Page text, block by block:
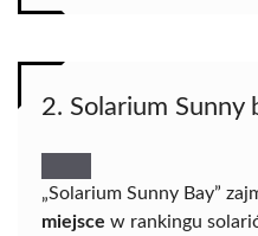
2. Solarium Sunny
„Solarium Sunny Bay”
miejsce w rankingu